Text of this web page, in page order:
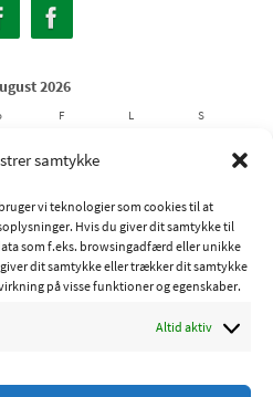
samtykke
vi teknologier som cookies til at
Hvis du giver dit samtykke til
som f.eks. browsingadfærd eller unikke
dit samtykke eller trækker dit samtykke
på visse funktioner og egenskaber.
Altid aktiv
2026
F L S
13 14 15
20 21 22
23
27 28 29
30